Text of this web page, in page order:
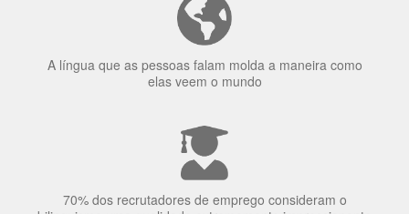
elas veem o mundo